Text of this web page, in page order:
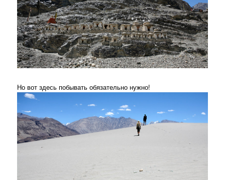
Но вот здесь побывать обязательно нужно!